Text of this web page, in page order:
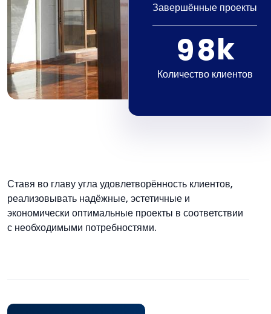
98k
Количество клиентов
Ставя во главу угла удовлетворённость клиентов,
реализовывать надёжные, эстетичные и
экономически оптимальные проекты в соответствии
с необходимыми потребностями.